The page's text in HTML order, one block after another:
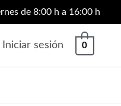
de 8:00 h a 16:00 h
Iniciar sesión 0